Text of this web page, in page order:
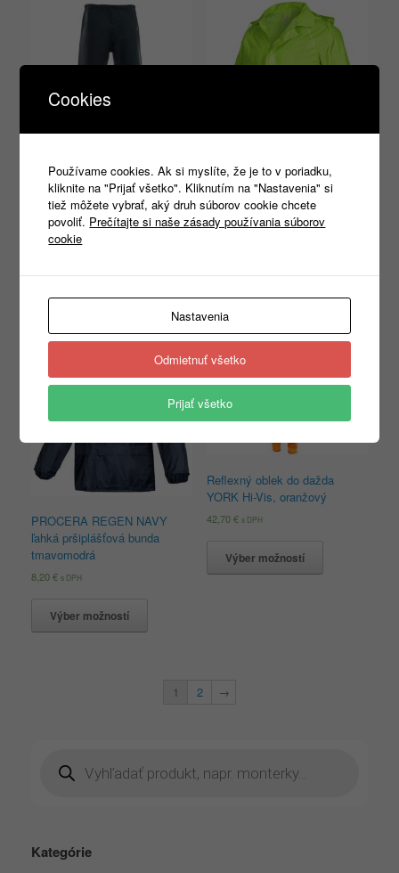
PROCERA PROBALTIC
WAIST nohavice do dažďa do
pása
31,20€ s DPH
Výber možností
PROCERA REGEN ľahká
pršiplášťová bunda neónovo
žltá
Výber možností
PROCERA REGEN NAVY
ľahká pršiplášťová bunda
tmavomodrá
8,20€ s DPH
Výber možností
Reflexný oblek do dažda
YORK Hi-Vis, oranžový
42,70€ s DPH
Výber možností
1 2 →
search
Kategórie
Cookies
Používame cookies. Ak si myslíte, že je to v poriadku,
kliknite na "Prijať všetko". Kliknutím na "Nastavenia" si
tiež môžete vybrať, aký druh súborov cookie chcete
povoliť. Prečítajte si naše zásady používania súborov
cookie
Nastavenia
Odmietnuť všetko
Prijať všetko